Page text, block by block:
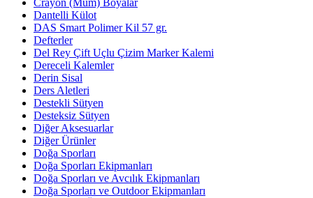
Crayon (Mum) Boyalar
Dantelli Külot
DAS Smart Polimer Kil 57 gr.
Defterler
Del Rey Çift Uçlu Çizim Marker Kalemi
Dereceli Kalemler
Derin Sisal
Ders Aletleri
Destekli Sütyen
Desteksiz Sütyen
Diğer Aksesuarlar
Diğer Ürünler
Doğa Sporları
Doğa Sporları Ekipmanları
Doğa Sporları ve Avcılık Ekipmanları
Doğa Sporları ve Outdoor Ekipmanları